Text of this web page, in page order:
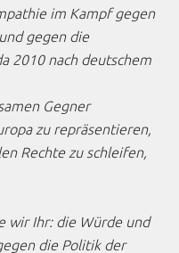
im Kampf gegen
gegen die
2010 nach deutschem
Gegner
zu repräsentieren,
Rechte zu schleifen,
wir Ihr: die Würde und
die Politik der